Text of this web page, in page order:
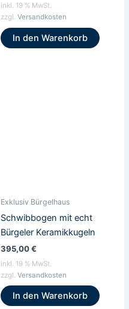
inkl. 19 % MwSt.
zzgl. Versandkosten
In den Warenkorb
Exklusiv Bürgelhaus
Schwibbogen mit echt
Bürgeler Keramikkugeln
395,00€
inkl. 19 % MwSt.
zzgl. Versandkosten
In den Warenkorb